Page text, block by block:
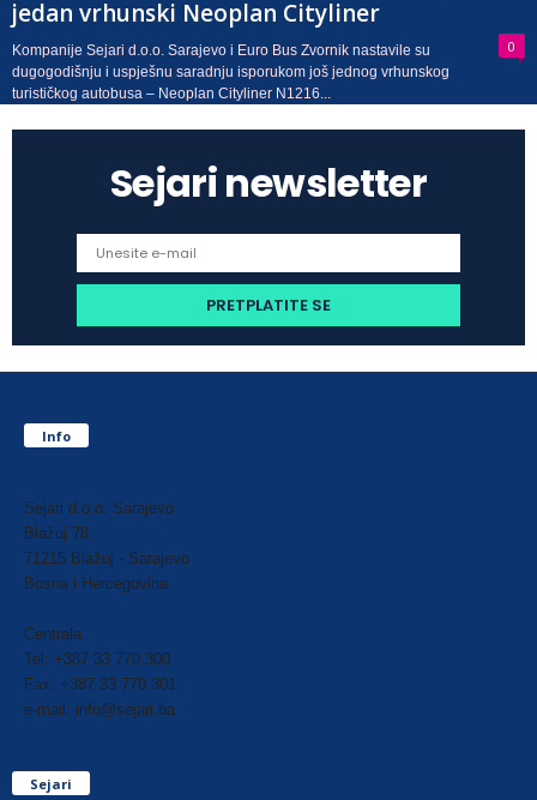
jedan vrhunski Neoplan Cityliner
0
Kompanije Sejari d.o.o. Sarajevo i Euro Bus Zvornik nastavile su
dugogodišnju i uspješnu saradnju isporukom još jednog vrhunskog
turističkog autobusa – Neoplan Cityliner N1216...
Sejari newsletter
Info
Sejari d.o.o. Sarajevo
Blažuj 78,
71215 Blažuj - Sarajevo
Bosna i Hercegovina
Centrala:
Tel: +387 33 770 300
Fax: +387 33 770 301
e-mail: info@sejari.ba
Sejari